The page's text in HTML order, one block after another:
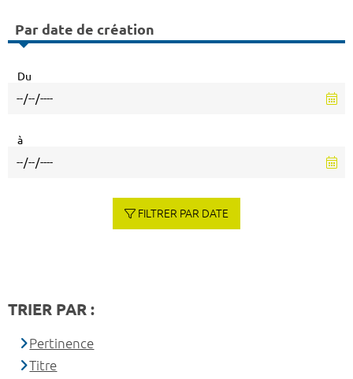
Par date de création
Du
à
FILTRER PAR DATE
TRIER PAR :
Pertinence
Titre